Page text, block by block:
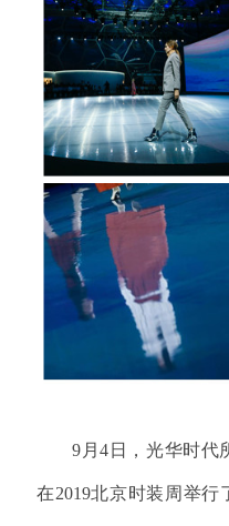
9月4日，光华时代
在2019北京时装周举